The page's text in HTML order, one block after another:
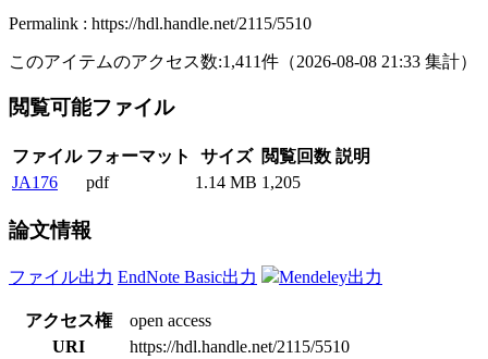
Permalink : https://hdl.handle.net/2115/5510
このアイテムのアクセス数:1,411件 （2026-08-08 21:33 集計）
閲覧可能ファイル
ファイル フォーマット サイズ 閲覧回数 説明
JA176
pdf 1.14 MB 1,205
論文情報
ファイル出力 EndNote Basic出力 Mendeley出力
アクセス権
open access
URI
https://hdl.handle.net/2115/5510